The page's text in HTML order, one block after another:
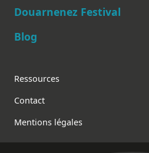
Douarnenez Festival
Blog
Footer
Ressources
Contact
Mentions légales